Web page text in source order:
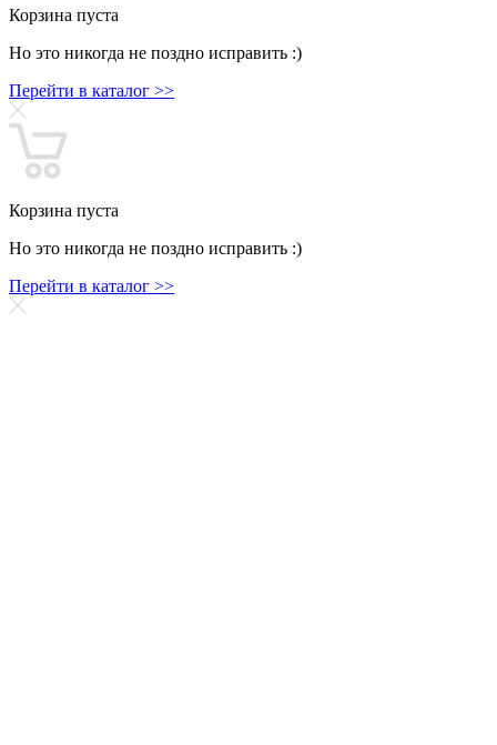
Корзина пуста
Но это никогда не поздно исправить :)
Перейти в каталог >>
Корзина пуста
Но это никогда не поздно исправить :)
Перейти в каталог >>